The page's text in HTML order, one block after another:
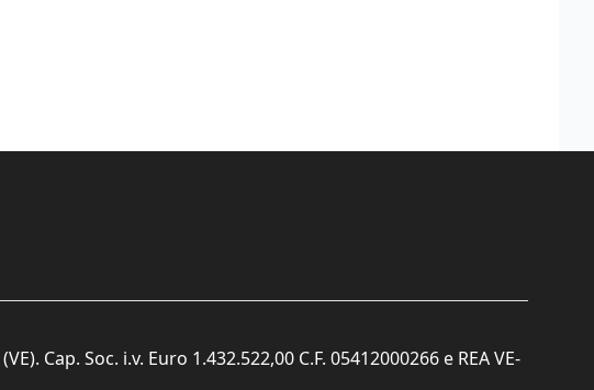
Cap. Soc. i.v. Euro 1.432.522,00 C.F. 05412000266 e REA VE-